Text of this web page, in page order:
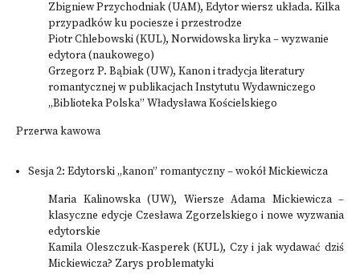
Zbigniew Przychodniak (UAM), Edytor wiersz układa. Kilka
przypadków ku pociesze i przestrodze
Piotr Chlebowski (KUL), Norwidowska liryka – wyzwanie
edytora (naukowego)
Grzegorz P. Bąbiak (UW), Kanon i tradycja literatury
romantycznej w publikacjach Instytutu Wydawniczego
„Biblioteka Polska” Władysława Kościelskiego
Przerwa kawowa
Sesja 2: Edytorski „kanon” romantyczny – wokół Mickiewicza
Maria Kalinowska (UW), Wiersze Adama Mickiewicza –
klasyczne edycje Czesława Zgorzelskiego i nowe wyzwania
edytorskie
Kamila Oleszczuk-Kasperek (KUL), Czy i jak wydawać dziś
Mickiewicza? Zarys problematyki